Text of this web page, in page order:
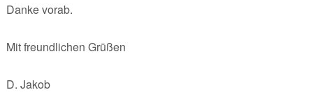
Danke vorab.
Mit freundlichen Grüßen
D. Jakob